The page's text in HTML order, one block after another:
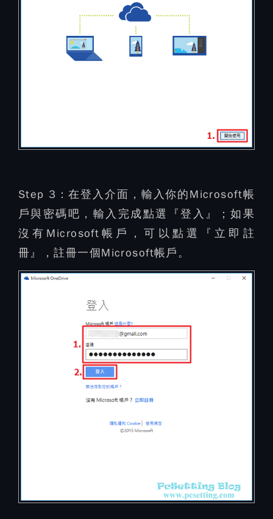
Step 3：在登入介面，輸入你的Microsoft帳
戶與密碼吧，輸入完成點選『登入』；如果
沒有Microsoft帳戶，可以點選『立即註
冊』，註冊一個Microsoft帳戶。